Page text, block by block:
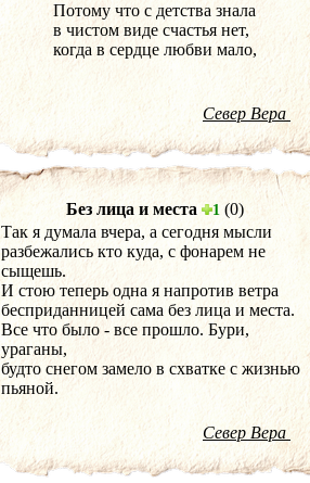
Потому что с детства знала
в чистом виде счастья нет,
когда в сердце любви мало,
Север Вера
Без лица и места 1 (0)
Так я думала вчера, а сегодня мысли
разбежались кто куда, с фонарем не
сыщешь.
И стою теперь одна я напротив ветра
бесприданницей сама без лица и места.
Все что было - все прошло. Бури,
ураганы,
будто снегом замело в схватке с жизнью
пьяной.
Север Вера